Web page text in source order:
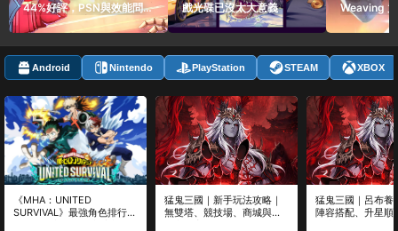
44%好評，PSN與效能問
題遭玩家砲轟
戲光碟已沒太大意義
Weaving
家
Android Nintendo PlayStation STEAM XBOX
《MHA：UNITED
SURVIVAL》最強角色排行｜
猛鬼三國｜新手玩法攻略｜
無雙塔、競技場、商城與每
猛鬼三國｜呂布養
陣容搭配、升星順